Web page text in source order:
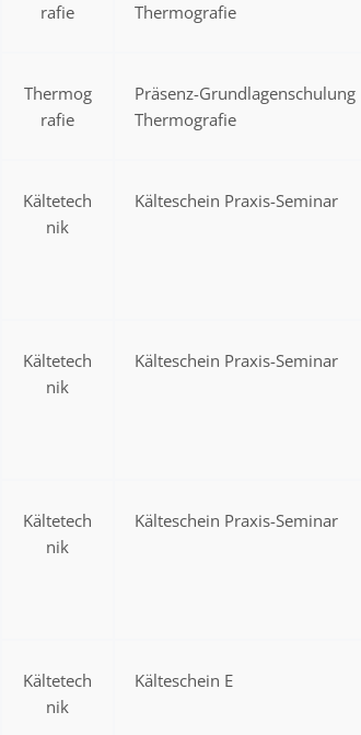
rafie
Thermografie
Thermog
rafie
Präsenz-Grundlagenschulung
Thermografie
Kältetech
nik
Kälteschein Praxis-Seminar
Kältetech
nik
Kälteschein Praxis-Seminar
Kältetech
nik
Kälteschein Praxis-Seminar
Kältetech
nik
Kälteschein E